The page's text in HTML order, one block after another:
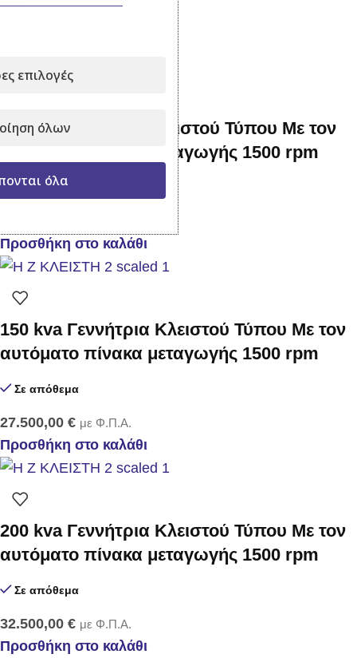
50 kva Γεννήτρια Κλειστού Τύπου Με τον
αυτόματο πίνακα μεταγωγής 1500 rpm
Σε απόθεμα
Προσθήκη στο καλάθι
150 kva Γεννήτρια Κλειστού Τύπου Με τον
αυτόματο πίνακα μεταγωγής 1500 rpm
Σε απόθεμα
27.500,00 € με Φ.Π.Α.
Προσθήκη στο καλάθι
200 kva Γεννήτρια Κλειστού Τύπου Με τον
αυτόματο πίνακα μεταγωγής 1500 rpm
Σε απόθεμα
32.500,00 € με Φ.Π.Α.
Προσθήκη στο καλάθι
επιλογές
όλων
όλα